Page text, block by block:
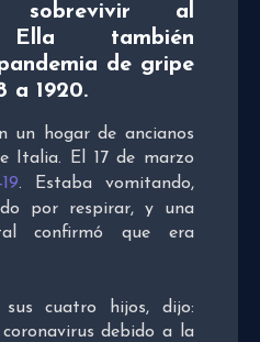
sobrevivir al
Ella también
de gripe
a 1920.
un hogar de ancianos
Italia. El 17 de marzo
. Estaba vomitando,
por respirar, y una
confirmó que era
cuatro hijos, dijo:
debido a la